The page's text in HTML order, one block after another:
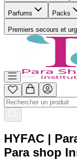
Parfums Packs
Premiers secours et
HYFAC |
Para shop